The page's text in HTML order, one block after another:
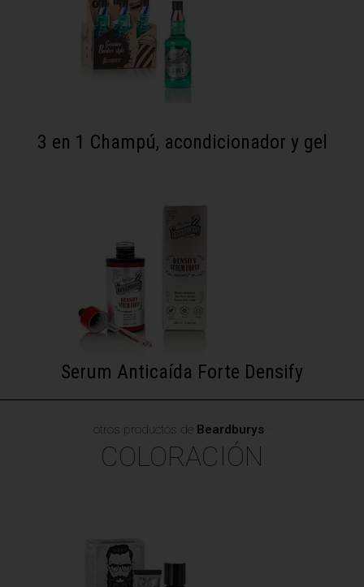
3 en 1 Champú, acondicionador y gel
Serum Anticaída Forte Densify
otros productos de Beardburys
COLORACIÓN